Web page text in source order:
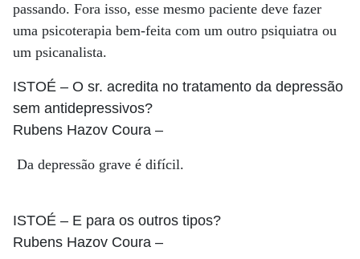
passando. Fora isso, esse mesmo paciente deve fazer
uma psicoterapia bem-feita com um outro psiquiatra ou
um psicanalista.
ISTOÉ – O sr. acredita no tratamento da depressão
sem antidepressivos?
Rubens Hazov Coura –
Da depressão grave é difícil.
ISTOÉ – E para os outros tipos?
Rubens Hazov Coura –